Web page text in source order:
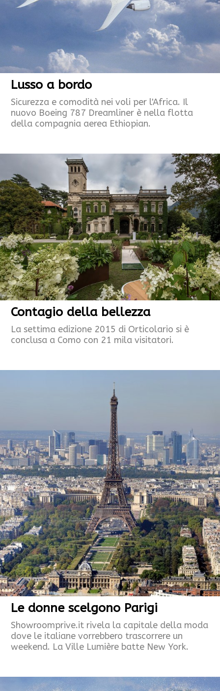
Lusso a bordo
Sicurezza e comodità nei voli per l'Africa. Il
nuovo Boeing 787 Dreamliner è nella flotta
della compagnia aerea Ethiopian.
Contagio della bellezza
La settima edizione 2015 di Orticolario si è
conclusa a Como con 21 mila visitatori.
Le donne scelgono Parigi
Showroomprive.it rivela la capitale della moda
dove le italiane vorrebbero trascorrere un
weekend. La Ville Lumière batte New York.